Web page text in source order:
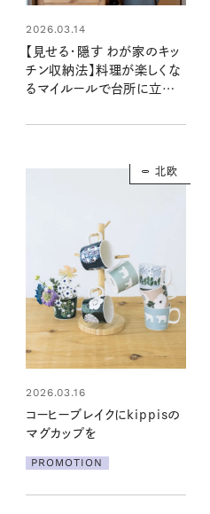
2026.03.14
【見せる・隠す わが家のキッ
チン収納法】料理が楽しくな
るマイルールで台所に立つ
北欧
2026.03.16
コーヒーブレイクにkippisの
マグカップを
PROMOTION